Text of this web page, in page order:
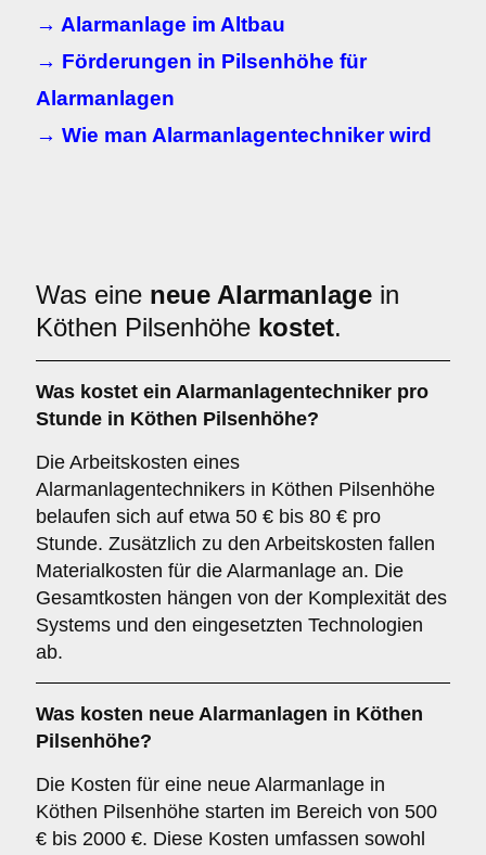
→ Alarmanlage im Altbau
→ Förderungen in Pilsenhöhe für
Alarmanlagen
→ Wie man Alarmanlagentechniker wird
Was eine neue Alarmanlage in
Köthen Pilsenhöhe kostet.
Was kostet ein Alarmanlagentechniker pro
Stunde in Köthen Pilsenhöhe?
Die Arbeitskosten eines
Alarmanlagentechnikers in Köthen Pilsenhöhe
belaufen sich auf etwa 50 € bis 80 € pro
Stunde. Zusätzlich zu den Arbeitskosten fallen
Materialkosten für die Alarmanlage an. Die
Gesamtkosten hängen von der Komplexität des
Systems und den eingesetzten Technologien
ab.
Was kosten neue Alarmanlagen in Köthen
Pilsenhöhe?
Die Kosten für eine neue Alarmanlage in
Köthen Pilsenhöhe starten im Bereich von 500
€ bis 2000 €. Diese Kosten umfassen sowohl